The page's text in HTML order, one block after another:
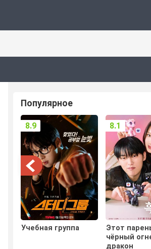
Популярное
Учебная группа
8.9
Этот
чёрный
дракон
8.1